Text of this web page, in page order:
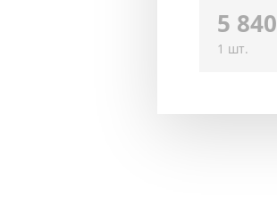
5 840
1 шт.